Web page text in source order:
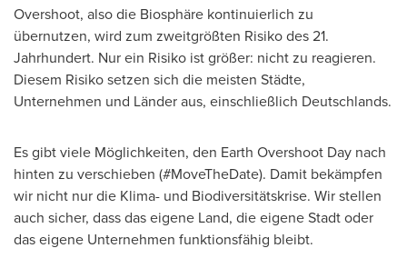
Overshoot, also die Biosphäre kontinuierlich zu
übernutzen, wird zum zweitgrößten Risiko des 21.
Jahrhundert. Nur ein Risiko ist größer: nicht zu reagieren.
Diesem Risiko setzen sich die meisten Städte,
Unternehmen und Länder aus, einschließlich Deutschlands.
Es gibt viele Möglichkeiten, den Earth Overshoot Day nach
hinten zu verschieben (#MoveTheDate). Damit bekämpfen
wir nicht nur die Klima- und Biodiversitätskrise. Wir stellen
auch sicher, dass das eigene Land, die eigene Stadt oder
das eigene Unternehmen funktionsfähig bleibt.